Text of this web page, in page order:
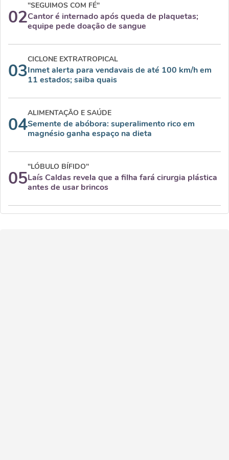
02
"SEGUIMOS COM FÉ"
Cantor é internado após queda de plaquetas;
equipe pede doação de sangue
03
CICLONE EXTRATROPICAL
Inmet alerta para vendavais de até 100 km/h em
11 estados; saiba quais
04
ALIMENTAÇÃO E SAÚDE
Semente de abóbora: superalimento rico em
magnésio ganha espaço na dieta
05
"LÓBULO BÍFIDO"
Laís Caldas revela que a filha fará cirurgia plástica
antes de usar brincos